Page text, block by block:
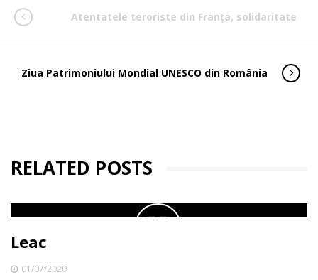
Atentatele teroriste din Franţa, solidaritate
Ziua Patrimoniului Mondial UNESCO din România
RELATED POSTS
Leac
01/07/2020